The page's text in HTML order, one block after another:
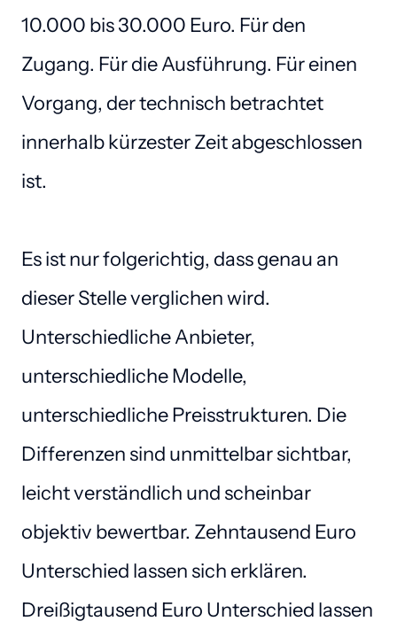
10.000 bis 30.000 Euro. Für den
Zugang. Für die Ausführung. Für einen
Vorgang, der technisch betrachtet
innerhalb kürzester Zeit abgeschlossen
ist.
Es ist nur folgerichtig, dass genau an
dieser Stelle verglichen wird.
Unterschiedliche Anbieter,
unterschiedliche Modelle,
unterschiedliche Preisstrukturen. Die
Differenzen sind unmittelbar sichtbar,
leicht verständlich und scheinbar
objektiv bewertbar. Zehntausend Euro
Unterschied lassen sich erklären.
Dreißigtausend Euro Unterschied lassen